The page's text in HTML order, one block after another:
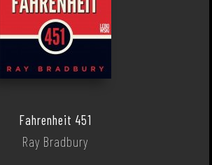
Fahrenheit 451
Ray Bradbury